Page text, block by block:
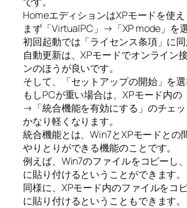
HomeエディションはXPモードを使え
まず「VirtualPC」→「XP mode」を選
初回起動では「ライセンス条項」に同
自動更新は、XPモードでオンライン
ンのほうが良いです。
そして、「セットアップの開始」を選
もしPCが重い場合は、XPモード内の
→「統合機能を有効にする」のチェッ
かなり軽くなります。
統合機能とは、Win7とXPモードとの
やりとりができる機能のことです。
例えば、Win7のファイルをコピーし
に貼り付けるということができます。
同様に、XPモード内のファイルをコ
に貼り付けるということもできます。